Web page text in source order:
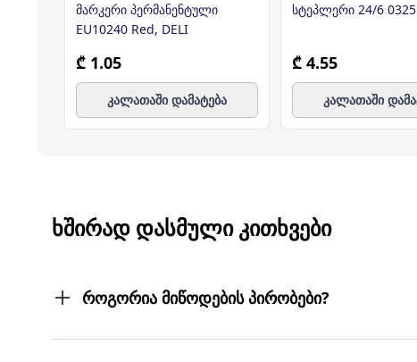
მარკერი პერმანენტული
EU10240 Red, DELI
₾ 1.05
კალათაში დამატება
სტეპლერი 24/6 0325
₾ 4.55
კალათაში
ᲮᲨᲘᲠᲐᲓ ᲓᲐᲡᲛᲣᲚᲘ ᲙᲘᲗᲮᲕᲔᲑᲘ
როგორია მიწოდების პირობები?